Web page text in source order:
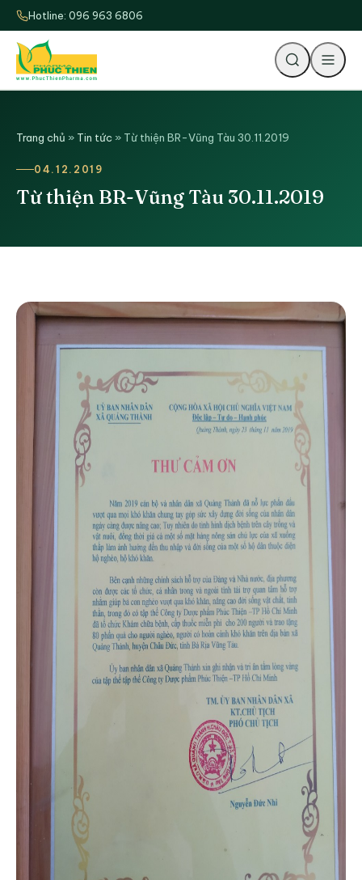
Hotline: 096 963 6806
Trang chủ » Tin tức » Từ thiện BR-Vũng Tàu 30.11.2019
04.12.2019
Từ thiện BR-Vũng Tàu 30.11.2019